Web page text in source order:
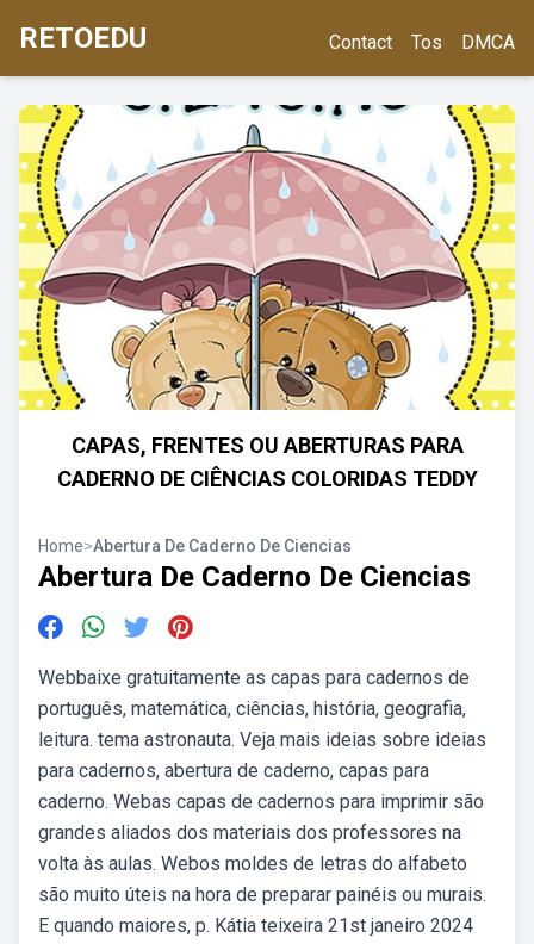
RETOEDU Contact Tos DMCA
CAPAS, FRENTES OU ABERTURAS PARA
CADERNO DE CIÊNCIAS COLORIDAS TEDDY
Home>Abertura De Caderno De Ciencias
Abertura De Caderno De Ciencias
Webbaixe gratuitamente as capas para cadernos de
português, matemática, ciências, história, geografia,
leitura. tema astronauta. Veja mais ideias sobre ideias
para cadernos, abertura de caderno, capas para
caderno. Webas capas de cadernos para imprimir são
grandes aliados dos materiais dos professores na
volta às aulas. Webos moldes de letras do alfabeto
são muito úteis na hora de preparar painéis ou murais.
E quando maiores, p. Kátia teixeira 21st janeiro 2024